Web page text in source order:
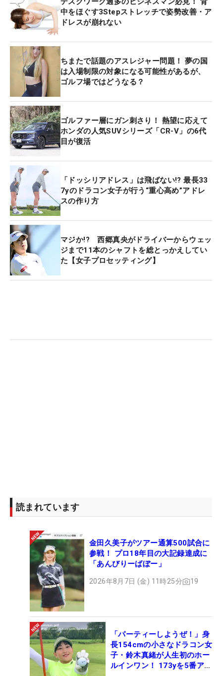
中をほぐす3Stepストレッチで姿勢改善・ア
ドレスが崩れない
ちまたで話題のアスレジャー問題！ 夢の国
は入場制限の対象になる可能性があるが、
ゴルフ場ではどうなる？
ゴルファー層にガン刺さり！ 熱望に応えて
ホンダの人気SUVシリーズ「CR-V」の6代
目が復活
「ドッシリアドレス」は飛ばない!? 最長33
7yのドラコン女子が行う“重心高め”アドレ
スの作り方
マジか!? 西郷真央がドライバーからウェッ
ジまで11本のシャフトを総とっかえしてい
た【女子プロセッティング】
読まれています
金田久美子がツアー通算500試合に
参戦！ プロ18年目の大記録達成に
「あんびりーばぼー」
2026年8月7日 (金) 11時25分 19
「パーティーしようぜ！」身
長154cmの小さなドラコン女
子・鈴木真緒が人生初のホー
ルインワン！ 173yを5番アイ